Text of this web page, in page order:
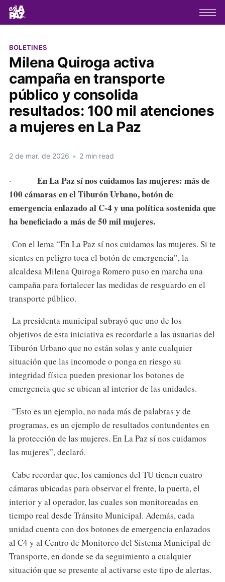
BOLETINES
Milena Quiroga activa
campaña en transporte
público y consolida
resultados: 100 mil atenciones
a mujeres en La Paz
2 de mar. de 2026 • 2 min read
· En La Paz sí nos cuidamos las mujeres: más de
100 cámaras en el Tiburón Urbano, botón de
emergencia enlazado al C-4 y una política sostenida que
ha beneficiado a más de 50 mil mujeres.
Con el lema “En La Paz sí nos cuidamos las mujeres. Si te
sientes en peligro toca el botón de emergencia”, la
alcaldesa Milena Quiroga Romero puso en marcha una
campaña para fortalecer las medidas de resguardo en el
transporte público.
La presidenta municipal subrayó que uno de los
objetivos de esta iniciativa es recordarle a las usuarias del
Tiburón Urbano que no están solas y ante cualquier
situación que las incomode o ponga en riesgo su
integridad física pueden presionar los botones de
emergencia que se ubican al interior de las unidades.
“Esto es un ejemplo, no nada más de palabras y de
programas, es un ejemplo de resultados contundentes en
la protección de las mujeres. En La Paz sí nos cuidamos
las mujeres”, declaró.
Cabe recordar que, los camiones del TU tienen cuatro
cámaras ubicadas para observar el frente, la puerta, el
interior y al operador, las cuales son monitoreadas en
tiempo real desde Tránsito Municipal. Además, cada
unidad cuenta con dos botones de emergencia enlazados
al C4 y al Centro de Monitoreo del Sistema Municipal de
Transporte, en donde se da seguimiento a cualquier
situación que se presente al activarse este tipo de alertas.